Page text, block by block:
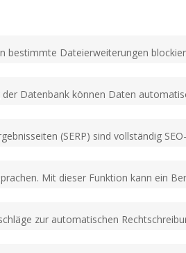
bestimmte Dateierweiterungen
Datenbank können Daten
(SERP) sind vollständig
Mit dieser Funktion kann ein
zur automatischen